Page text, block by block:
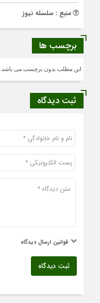
منبع : سلسله نیوز
برچسب ها
این مطلب بدون برچسب می باشد.
ثبت دیدگاه
قوانین ارسال دیدگاه
ثبت دیدگاه